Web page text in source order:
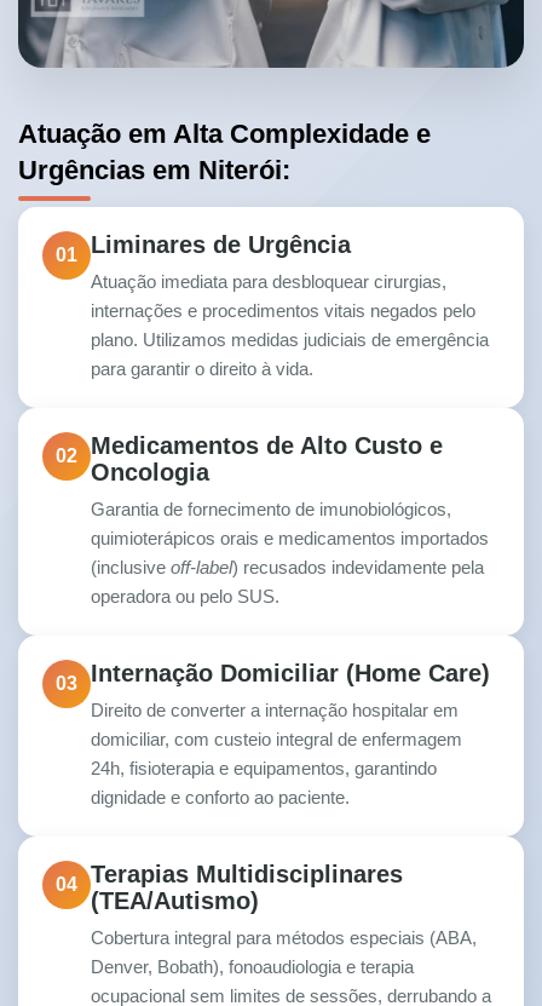
Atuação em Alta Complexidade e
Urgências em Niterói:
01 Liminares de Urgência
Atuação imediata para desbloquear cirurgias,
internações e procedimentos vitais negados pelo
plano. Utilizamos medidas judiciais de emergência
para garantir o direito à vida.
02
Medicamentos de Alto Custo e
Oncologia
Garantia de fornecimento de imunobiológicos,
quimioterápicos orais e medicamentos importados
(inclusive off-label) recusados indevidamente pela
operadora ou pelo SUS.
03 Internação Domiciliar (Home Care)
Direito de converter a internação hospitalar em
domiciliar, com custeio integral de enfermagem
24h, fisioterapia e equipamentos, garantindo
dignidade e conforto ao paciente.
04
Terapias Multidisciplinares
(TEA/Autismo)
Cobertura integral para métodos especiais (ABA,
Denver, Bobath), fonoaudiologia e terapia
ocupacional sem limites de sessões, derrubando a